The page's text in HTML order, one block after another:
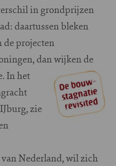
in grondprijzen
daartussen bleken
de projecten
dan wijken de
In het
zie
Nederland, wil zich